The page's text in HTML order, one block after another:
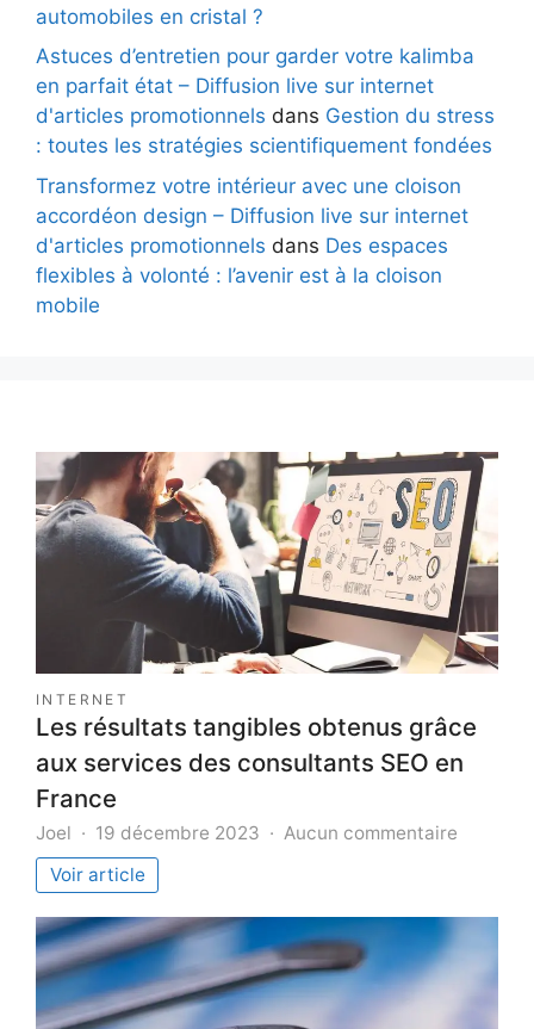
automobiles en cristal ?
Astuces d’entretien pour garder votre kalimba
en parfait état – Diffusion live sur internet
d'articles promotionnels dans Gestion du stress
: toutes les stratégies scientifiquement fondées
Transformez votre intérieur avec une cloison
accordéon design – Diffusion live sur internet
d'articles promotionnels dans Des espaces
flexibles à volonté : l’avenir est à la cloison
mobile
INTERNET
Les résultats tangibles obtenus grâce
aux services des consultants SEO en
France
Joel 19 décembre 2023 Aucun commentaire
Voir article